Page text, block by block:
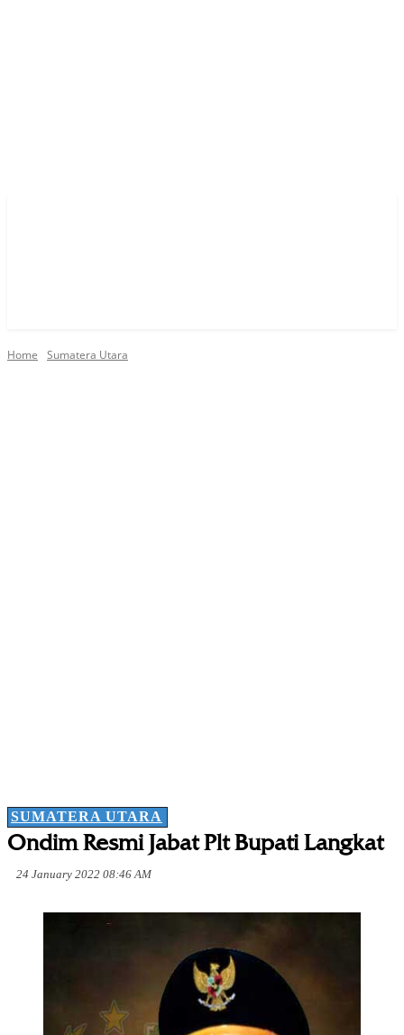
Home Sumatera Utara
SUMATERA UTARA
Ondim Resmi Jabat Plt Bupati Langkat
24 January 2022 08:46 AM